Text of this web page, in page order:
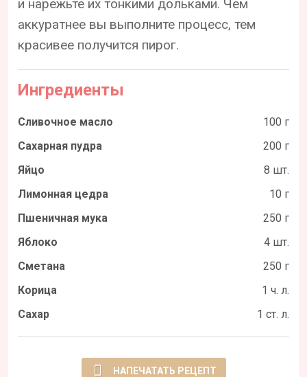
и нарежьте их тонкими дольками. Чем
аккуратнее вы выполните процесс, тем
красивее получится пирог.
Ингредиенты
Сливочное масло
100 г
Сахарная пудра
200 г
Яйцо
8 шт.
Лимонная цедра
10 г
Пшеничная мука
250 г
Яблоко
4 шт.
Сметана
250 г
Корица
1 ч. л.
Сахар
1 ст. л.
НАПЕЧАТАТЬ РЕЦЕПТ